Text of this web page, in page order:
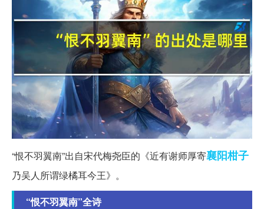
“恨不羽翼南”出自宋代梅尧臣的《近有谢师厚寄襄阳柑子
乃吴人所谓绿橘耳今王》。
“恨不羽翼南”全诗